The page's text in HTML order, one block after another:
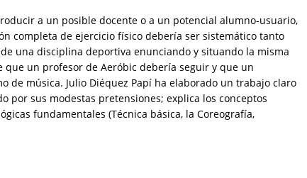
a un posible docente o a un potencial alumno-usuario,
completa de ejercicio físico debería ser sistemático tanto
una disciplina deportiva enunciando y situando la misma
un profesor de Aeróbic debería seguir y que un
música. Julio Diéquez Papí ha elaborado un trabajo claro
por sus modestas pretensiones; explica los conceptos
fundamentales (Técnica básica, la Coreografía,